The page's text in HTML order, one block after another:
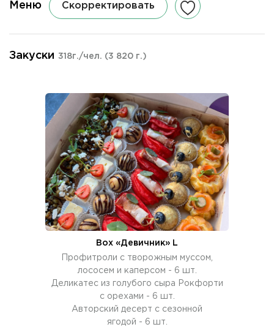
Меню Скорректировать
Закуски 318г./чел. (3 820 г.)
Box «Девичник» L
Профитроли с творожным муссом,
лососем и каперсом - 6 шт.
Деликатес из голубого сыра Рокфорти
с орехами - 6 шт.
Авторский десерт с сезонной
ягодой - 6 шт.